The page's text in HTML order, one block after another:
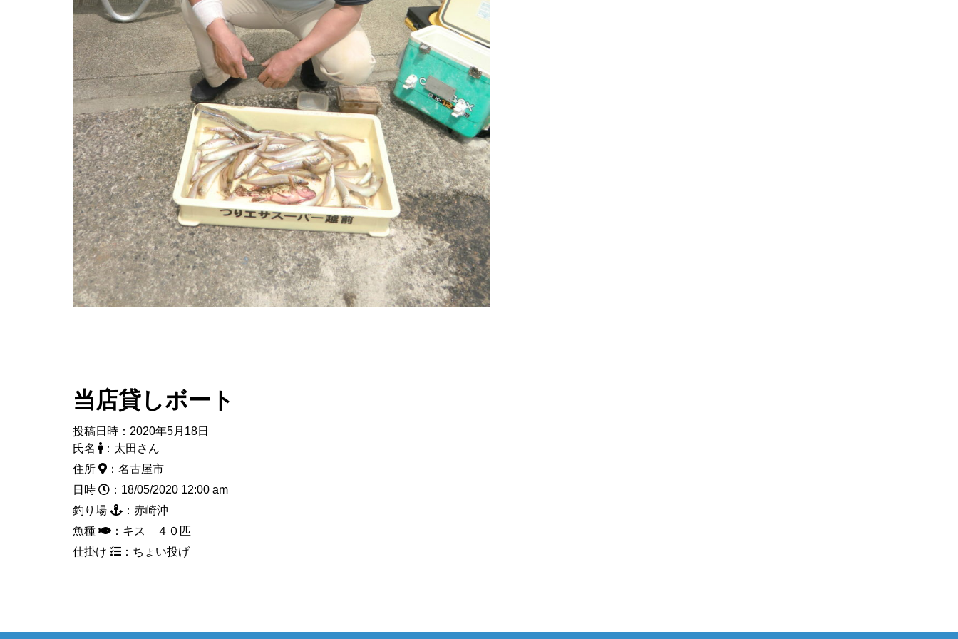
当店貸しボート
投稿日時：2020年5月18日
氏名
：太田さん
住所
：名古屋市
日時
：18/05/2020 12:00 am
釣り場
：赤崎沖
魚種
：キス ４０匹
仕掛け
：ちょい投げ